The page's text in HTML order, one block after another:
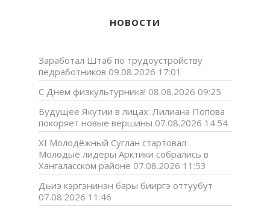
НОВОСТИ
Заработал Штаб по трудоустройству
педработников 09.08.2026 17:01
С Днем физкультурника! 08.08.2026 09:25
Будущее Якутии в лицах: Лилиана Попова
покоряет новые вершины 07.08.2026 14:54
XI Молодёжный Суглан стартовал:
Молодые лидеры Арктики собрались в
Хангаласском районе 07.08.2026 11:53
Дьиэ кэргэнинэн бары бииргэ оттуубут
07.08.2026 11:46